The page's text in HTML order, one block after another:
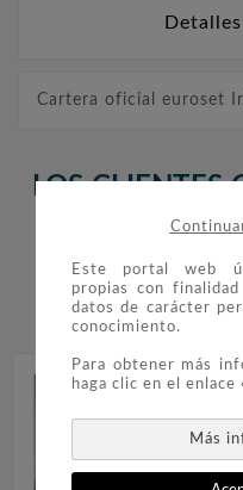
Este portal web
propias con
datos de carácter
conocimiento.
Para obtener más
haga clic en el enlace
Más
Cartera oficial euroset
LOS CLIENTES
ESTE